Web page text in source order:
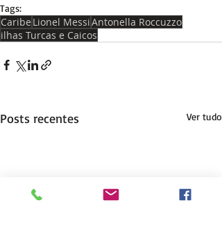
Tags:
Caribe Lionel MessiAntonella Roccuzzo
ilhas Turcas e Caicos
Posts recentes Ver tudo